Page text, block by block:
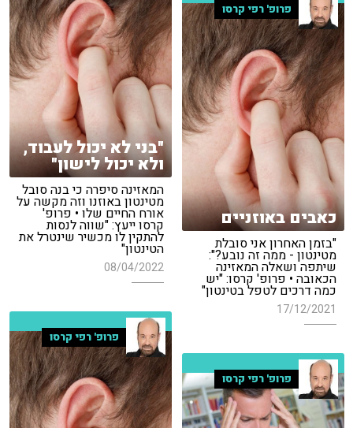
"בני לא יכול לעבוד,
ולא יכול לישון"
המאזינה סיפרה כי בנה סובל
מטינטון באוזנו וזה מקשה על
אורח החיים שלו • פרופ'
קרסו ייעץ: "שווה לנסות
להתקין לו מכשיר שינטרל את
הטינטון"
08/04/2022
פרופ' רפי קרסו
כאבים באוזניים
"בזמן האחרון אני סובלת
מטינטון - ממה זה נובע?":
שיתפה ושאלה המאזינה
הכאובה • פרופ' קרסו: "יש
כמה דרכים לטפל בטינטון"
17/12/2021
פרופ' רפי קרסו
פרופ' רפי קרסו